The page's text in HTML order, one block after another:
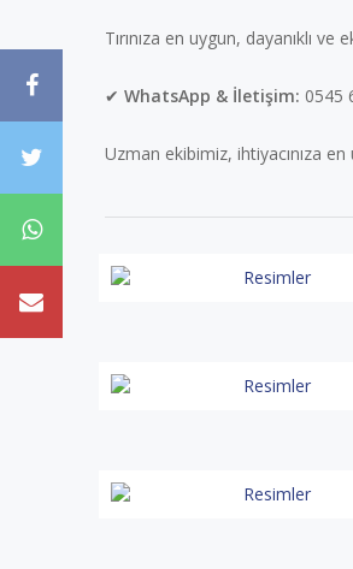
Tırınıza en uygun, dayanıklı
✔ WhatsApp & İletişim: 0545
Uzman ekibimiz, ihtiyacınıza